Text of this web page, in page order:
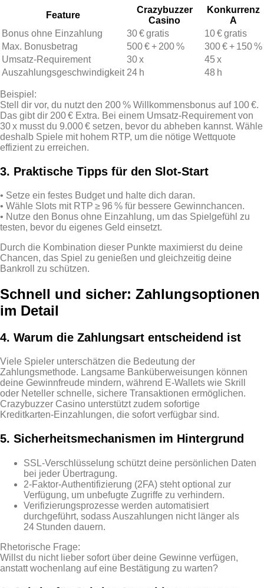
Feature
Crazybuzzer
Casino
Konkurrenz
A
Bonus ohne Einzahlung
30 € gratis
10 € gratis
Max. Bonusbetrag
500 € + 200 %
300 € + 150 %
Umsatz‑Requirement
30 x
45 x
Auszahlungsgeschwindigkeit 24 h 48 h
Beispiel:
Stell dir vor, du nutzt den 200 % Willkommensbonus auf 100 €.
Das gibt dir 200 € Extra. Bei einem Umsatz‑Requirement von
30 x musst du 9.000 € setzen, bevor du abheben kannst. Wähle
deshalb Spiele mit hohem RTP, um die nötige Wettquote
effizient zu erreichen.
3. Praktische Tipps für den Slot‑Start
• Setze ein festes Budget und halte dich daran.
• Wähle Slots mit RTP ≥ 96 % für bessere Gewinnchancen.
• Nutze den Bonus ohne Einzahlung, um das Spielgefühl zu
testen, bevor du eigenes Geld einsetzt.
Durch die Kombination dieser Punkte maximierst du deine
Chancen, das Spiel zu genießen und gleichzeitig deine
Bankroll zu schützen.
Schnell und sicher: Zahlungsoptionen
im Detail
4. Warum die Zahlungsart entscheidend ist
Viele Spieler unterschätzen die Bedeutung der
Zahlungsmethode. Langsame Banküberweisungen können
deine Gewinnfreude mindern, während E‑Wallets wie Skrill
oder Neteller schnelle, sichere Transaktionen ermöglichen.
Crazybuzzer Casino unterstützt zudem sofortige
Kreditkarten‑Einzahlungen, die sofort verfügbar sind.
5. Sicherheitsmechanismen im Hintergrund
SSL‑Verschlüsselung schützt deine persönlichen Daten
bei jeder Übertragung.
2‑Faktor‑Authentifizierung (2FA) steht optional zur
Verfügung, um unbefugte Zugriffe zu verhindern.
Verifizierungsprozesse werden automatisiert
durchgeführt, sodass Auszahlungen nicht länger als
24 Stunden dauern.
Rhetorische Frage:
Willst du nicht lieber sofort über deine Gewinne verfügen,
anstatt wochenlang auf eine Bestätigung zu warten?